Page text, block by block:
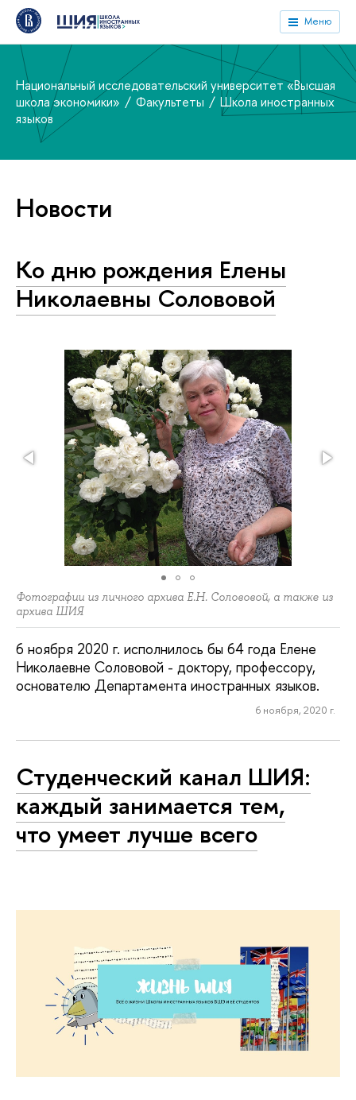
Меню
Национальный исследовательский университет «Высшая
школа экономики»
Факультеты
Школа иностранных
языков
Новости
Ко дню рождения Елены
Николаевны Солововой
Фотографии из личного архива Е.Н. Солововой, а также из
архива ШИЯ
6 ноября 2020 г. исполнилось бы 64 года Елене
Николаевне Солововой - доктору, профессору,
основателю Департамента иностранных языков.
6 ноября, 2020 г.
Студенческий канал ШИЯ:
каждый занимается тем,
что умеет лучше всего